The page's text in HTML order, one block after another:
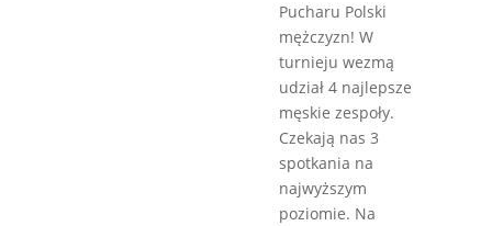
Pucharu Polski
mężczyzn! W
turnieju wezmą
udział 4 najlepsze
męskie zespoły.
Czekają nas 3
spotkania na
najwyższym
poziomie. Na